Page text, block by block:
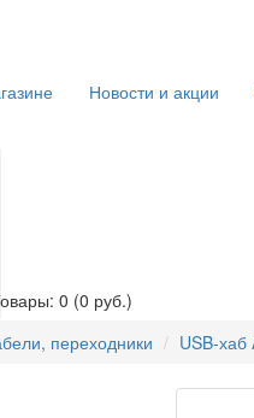
Новости и акции
0 (0 руб.)
переходники
USB-